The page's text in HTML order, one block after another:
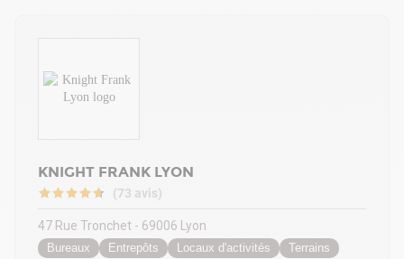
KNIGHT FRANK LYON
(73 avis)
47 Rue Tronchet - 69006 Lyon
Bureaux Entrepôts Locaux d'activités Terrains